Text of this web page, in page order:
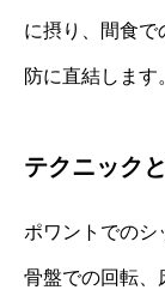
に摂り、間食で
防に直結します
テクニック
ポワントでのシ
骨盤での回転、